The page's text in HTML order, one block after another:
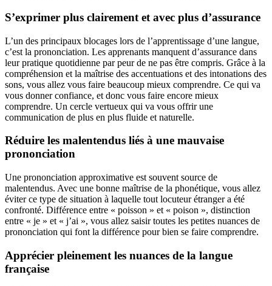
S’exprimer plus clairement et avec plus d’assurance
L’un des principaux blocages lors de l’apprentissage d’une langue,
c’est la prononciation. Les apprenants manquent d’assurance dans
leur pratique quotidienne par peur de ne pas être compris. Grâce à la
compréhension et la maîtrise des accentuations et des intonations des
sons, vous allez vous faire beaucoup mieux comprendre. Ce qui va
vous donner confiance, et donc vous faire encore mieux
comprendre. Un cercle vertueux qui va vous offrir une
communication de plus en plus fluide et naturelle.
Réduire les malentendus liés à une mauvaise
prononciation
Une prononciation approximative est souvent source de
malentendus. Avec une bonne maîtrise de la phonétique, vous allez
éviter ce type de situation à laquelle tout locuteur étranger a été
confronté. Différence entre « poisson » et « poison », distinction
entre « je » et « j’ai », vous allez saisir toutes les petites nuances de
prononciation qui font la différence pour bien se faire comprendre.
Apprécier pleinement les nuances de la langue
française